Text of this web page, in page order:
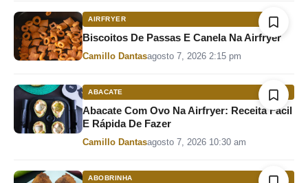
AIRFRYER
Biscoitos De Passas E Canela Na Airfryer
Por
Camillo Dantasagosto 7, 2026 2:15 pm
ABACATE
Abacate Com Ovo Na Airfryer: Receita Fácil
E Rápida De Fazer
Por
Camillo Dantasagosto 7, 2026 10:30 am
ABOBRINHA